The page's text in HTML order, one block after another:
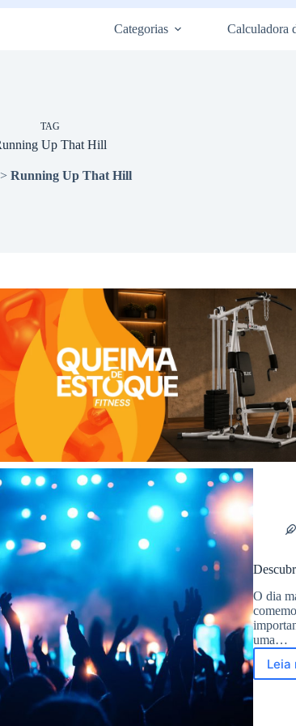
Categorias Calculadora
TAG
Up That Hill
> Running Up That Hill
O dia
uma…
Leia